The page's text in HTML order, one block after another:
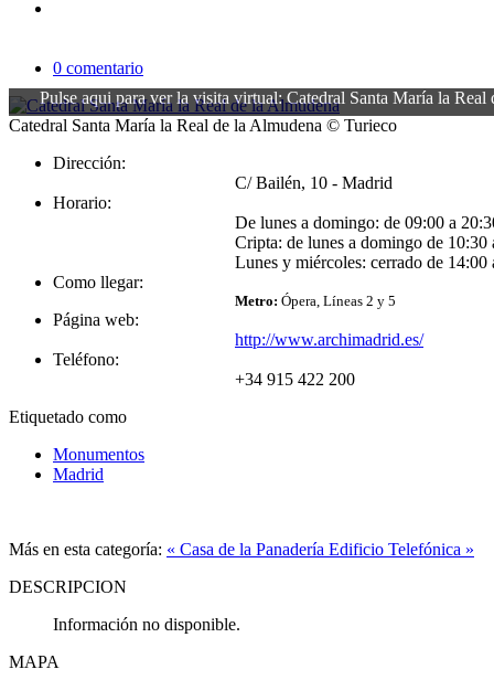
0 comentario
Pulse aqui para ver la visita virtual: Catedral Santa María la Real
Catedral Santa María la Real de la Almudena © Turieco
Dirección:
C/ Bailén, 10 - Madrid
Horario:
De lunes a domingo: de 09:00 a
Cripta: de lunes a domingo de 10:30
Lunes y miércoles: cerrado de 14:00
Como llegar:
Metro: Ópera, Líneas 2 y 5
Página web:
http://www.archimadrid.es/
Teléfono:
+34 915 422 200
Etiquetado como
Monumentos
Madrid
Más en esta categoría: « Casa de la Panadería Edificio Telefónica »
DESCRIPCION
Información no disponible.
MAPA